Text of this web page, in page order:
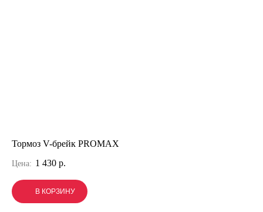
Тормоз V-брейк PROMAX
Цена: 1 430 р.
В КОРЗИНУ
В КОРЗИНУ
В КОРЗИНУ